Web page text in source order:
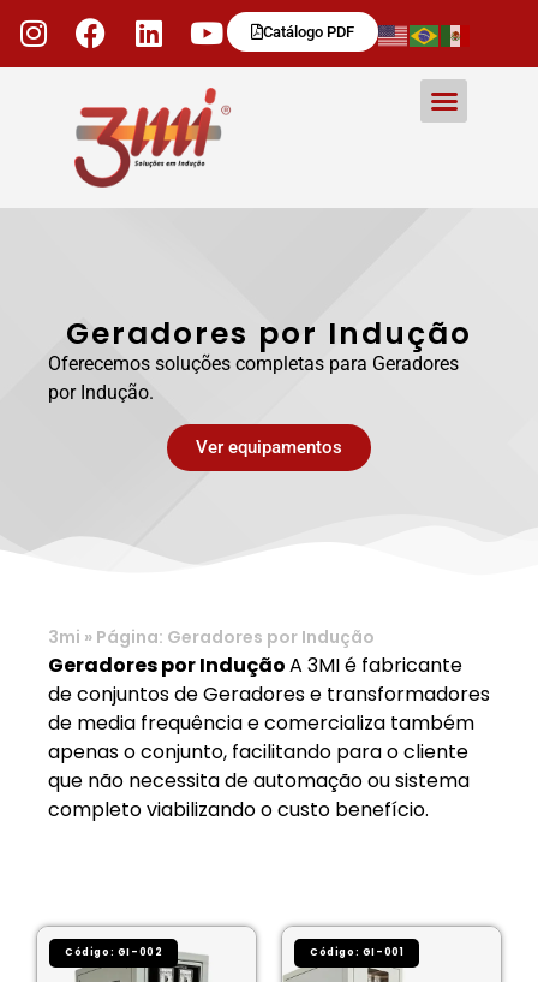
Catálogo PDF
Geradores por Indução
Oferecemos soluções completas para Geradores
por Indução.
Ver equipamentos
3mi » Página: Geradores por Indução
Geradores por InduçãoA 3MI é fabricante
de conjuntos de Geradores e transformadores
de media frequência e comercializa também
apenas o conjunto, facilitando para o cliente
que não necessita de automação ou sistema
completo viabilizando o custo benefício.
Código: GI-002 Código: GI-001